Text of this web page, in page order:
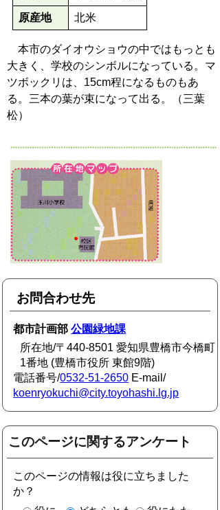
原産地 北米
本市のダイオウショウの中ではもっとも
大きく、学校のシンボルになっている。マ
ツボックリは、15cm程になるものもあ
る。三本の葉が束になって出る。（三葉
松）
お問合わせ先
都市計画部公園緑地課
所在地/〒440-8501 愛知県豊橋市今橋町
1番地 (豊橋市役所 東館9階)
電話番号/0532-51-2650 E-mail/
koenryokuchi@city.toyohashi.lg.jp
このページに関するアンケート
このページの情報は役に立ちました
か？